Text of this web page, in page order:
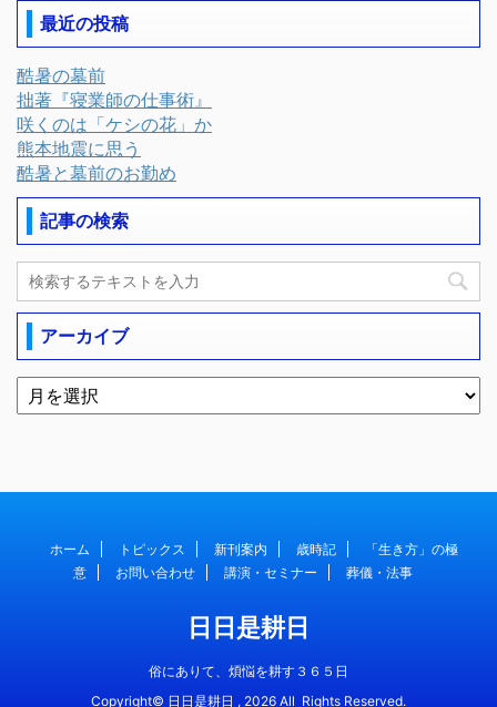
最近の投稿
酷暑の墓前
拙著『寝業師の仕事術』
咲くのは「ケシの花」か
熊本地震に思う
酷暑と墓前のお勤め
記事の検索
アーカイブ
ホーム トピックス 新刊案内 歳時記
「生き方」の極
意
お問い合わせ 講演・セミナー 葬儀・法事
日日是耕日
俗にありて、煩悩を耕す３６５日
Copyright© 日日是耕日 , 2026 All Rights Reserved.